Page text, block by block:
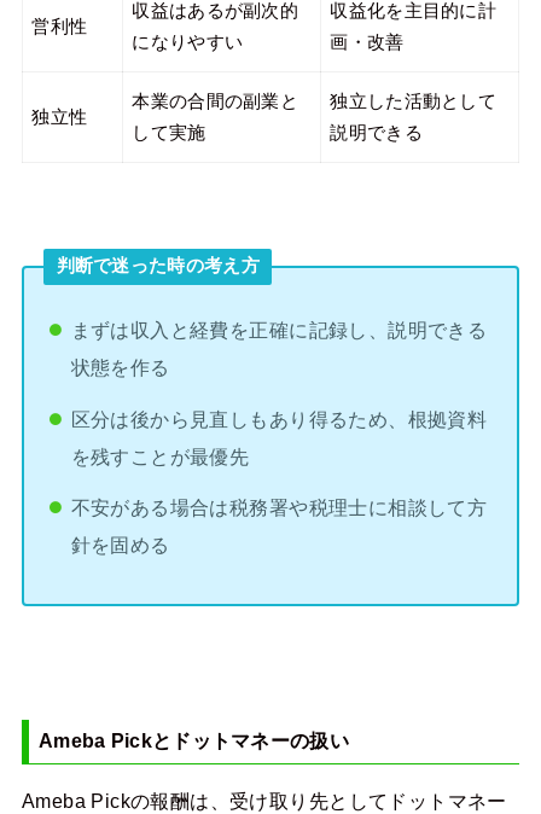
営利性
収益はあるが副次的
になりやすい
収益化を主目的に計
画・改善
独立性
本業の合間の副業と
して実施
独立した活動として
説明できる
判断で迷った時の考え方
まずは収入と経費を正確に記録し、説明できる
状態を作る
区分は後から見直しもあり得るため、根拠資料
を残すことが最優先
不安がある場合は税務署や税理士に相談して方
針を固める
Ameba Pickとドットマネーの扱い
Ameba Pickの報酬は、受け取り先としてドットマネー